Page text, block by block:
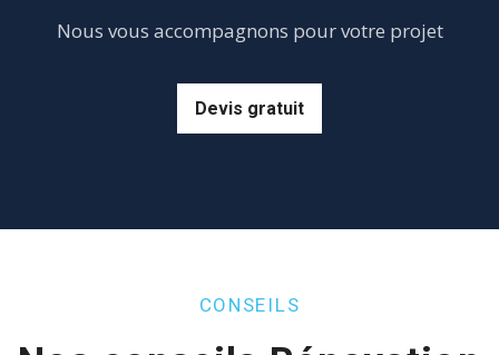
Nous vous accompagnons pour votre projet
Devis gratuit
CONSEILS